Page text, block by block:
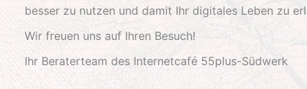
besser zu nutzen und damit Ihr digitales Leben zu
Wir freuen uns auf Ihren Besuch!
Ihr Beraterteam des Internetcafé 55plus-Südwerk